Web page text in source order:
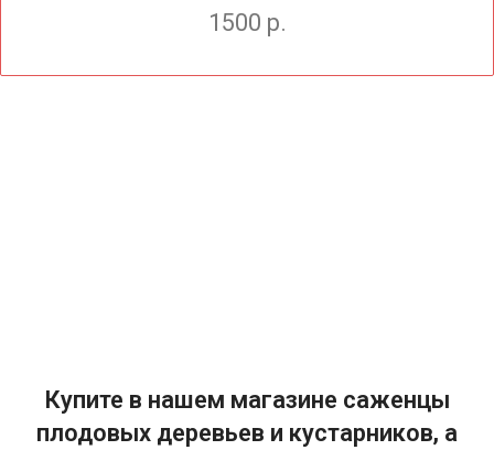
1500 р.
Купите в нашем магазине саженцы
плодовых деревьев и кустарников, а